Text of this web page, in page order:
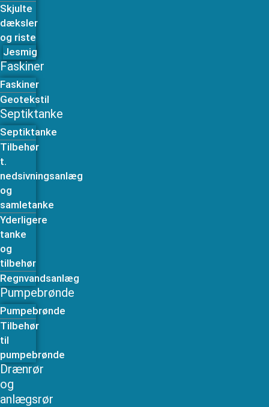
Skjulte
dæksler
og riste
Jesmig
Faskiner
Faskiner
Geotekstil
Septiktanke
Septiktanke
Tilbehør
t.
nedsivningsanlæg
og
samletanke
Yderligere
tanke
og
tilbehør
Regnvandsanlæg
Pumpebrønde
Pumpebrønde
Tilbehør
til
pumpebrønde
Drænrør
og
anlægsrør